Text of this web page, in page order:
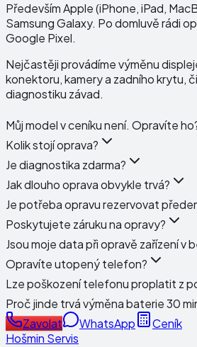
Především Apple (iPhone, iPad,
Samsung Galaxy. Po domluvě rádi
Google Pixel.
Nejčastěji provádíme výměnu
konektoru, kamery a zadního krytu,
diagnostiku závad.
Můj model v ceníku není. Opravíte
Kolik stojí oprava?
Je diagnostika zdarma?
Jak dlouho oprava obvykle trvá?
Je potřeba opravu rezervovat
Poskytujete záruku na opravy?
Jsou moje data při opravě zařízení v
Opravíte utopený telefon?
Lze poškození telefonu proplatit z
Proč jinde trvá výměna baterie 30
Zavolat
WhatsApp
Ceník
Hošmin Servis